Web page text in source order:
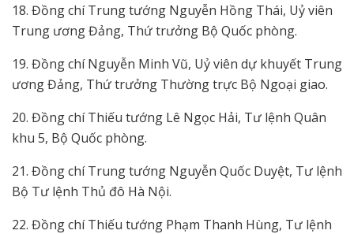
18. Đồng chí Trung tướng Nguyễn Hồng Thái, Uỷ viên
Trung ương Đảng, Thứ trưởng Bộ Quốc phòng.
19. Đồng chí Nguyễn Minh Vũ, Uỷ viên dự khuyết Trung
ương Đảng, Thứ trưởng Thường trực Bộ Ngoại giao.
20. Đồng chí Thiếu tướng Lê Ngọc Hải, Tư lệnh Quân
khu 5, Bộ Quốc phòng.
21. Đồng chí Trung tướng Nguyễn Quốc Duyệt, Tư lệnh
Bộ Tư lệnh Thủ đô Hà Nội.
22. Đồng chí Thiếu tướng Phạm Thanh Hùng, Tư lệnh